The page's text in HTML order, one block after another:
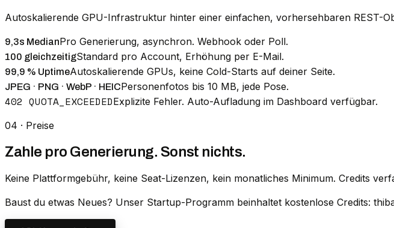
Autoskalierende GPU-Infrastruktur hinter einer einfachen, vorhersehbaren REST-
9,3s MedianPro Generierung, asynchron. Webhook oder Poll.
100 gleichzeitigStandard pro Account, Erhöhung per E-Mail.
99,9 % UptimeAutoskalierende GPUs, keine Cold-Starts auf deiner Seite.
JPEG · PNG · WebP · HEICPersonenfotos bis 10 MB, jede Pose.
402 QUOTA_EXCEEDEDExplizite Fehler. Auto-Aufladung im Dashboard verfügbar.
04 · Preise
Zahle pro Generierung. Sonst nichts.
Keine Plattformgebühr, keine Seat-Lizenzen, kein monatliches Minimum. Credits
Baust du etwas Neues? Unser Startup-Programm beinhaltet kostenlose Credits: